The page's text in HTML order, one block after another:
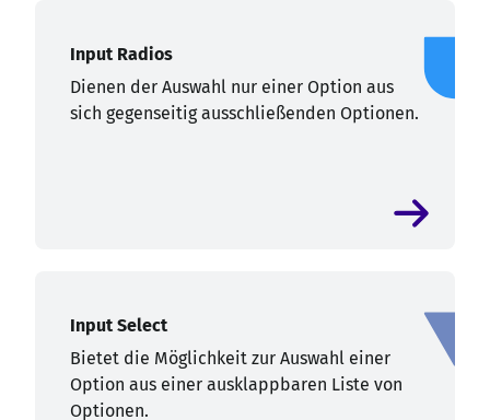
Input Radios
Dienen der Auswahl nur einer Option aus
sich gegenseitig ausschließenden Optionen.
Input Select
Bietet die Möglichkeit zur Auswahl einer
Option aus einer ausklappbaren Liste von
Optionen.